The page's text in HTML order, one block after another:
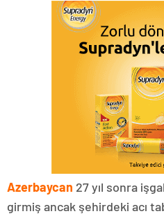
Azerbaycan 27 yıl sonra
girmiş ancak şehirdeki acı